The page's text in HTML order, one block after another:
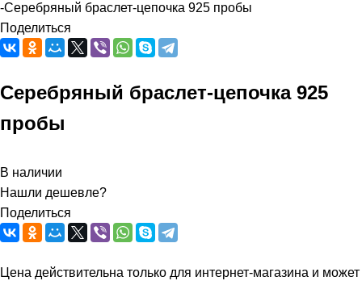
-Серебряный браслет-цепочка 925 пробы
Поделиться
Серебряный браслет-цепочка 925
пробы
В наличии
Нашли дешевле?
Поделиться
Цена действительна только для интернет-магазина и может